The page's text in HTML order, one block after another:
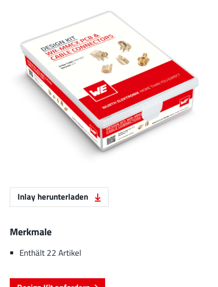
Design Kits
Inlay herunterladen
Merkmale
Enthält 22 Artikel